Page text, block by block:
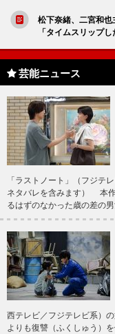
松下奈緒、二宮和
「タイムスリップし
芸能ニュース
「ラストノート」（フジテ
ネタバレを含みます） 本
るはずのなかった歳の差の
西テレビ／フジテレビ系）
よりも復讐（ふくしゅう）